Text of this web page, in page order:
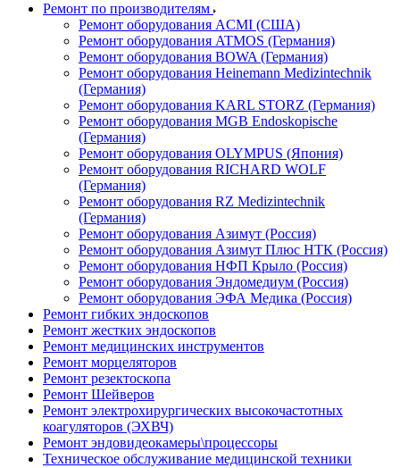
Ремонт по производителям
Ремонт оборудования ACMI (США)
Ремонт оборудования ATMOS (Германия)
Ремонт оборудования BOWA (Германия)
Ремонт оборудования Heinemann Medizintechnik
(Германия)
Ремонт оборудования KARL STORZ (Германия)
Ремонт оборудования MGB Endoskopische
(Германия)
Ремонт оборудования OLYMPUS (Япония)
Ремонт оборудования RICHARD WOLF
(Германия)
Ремонт оборудования RZ Medizintechnik
(Германия)
Ремонт оборудования Азимут (Россия)
Ремонт оборудования Азимут Плюс НТК (Россия)
Ремонт оборудования НФП Крыло (Россия)
Ремонт оборудования Эндомедиум (Россия)
Ремонт оборудования ЭФА Медика (Россия)
Ремонт гибких эндоскопов
Ремонт жестких эндоскопов
Ремонт медицинских инструментов
Ремонт морцеляторов
Ремонт резектоскопа
Ремонт Шейверов
Ремонт электрохирургических высокочастотных
коагуляторов (ЭХВЧ)
Ремонт эндовидеокамеры\процессоры
Техническое обслуживание медицинской техники